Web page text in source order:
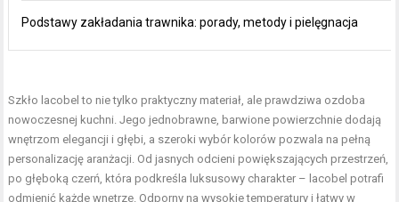
Podstawy zakładania trawnika: porady, metody i pielęgnacja
Szkło lacobel to nie tylko praktyczny materiał, ale prawdziwa ozdoba
nowoczesnej kuchni. Jego jednobrawne, barwione powierzchnie dodają
wnętrzom elegancji i głębi, a szeroki wybór kolorów pozwala na pełną
personalizację aranżacji. Od jasnych odcieni powiększających przestrzeń,
po głęboką czerń, która podkreśla luksusowy charakter – lacobel potrafi
odmienić każde wnętrze. Odporny na wysokie temperatury i łatwy w